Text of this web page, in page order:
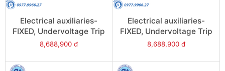
Electrical auxiliaries-
FIXED, Undervoltage Trip
(MN), 24VAC/DC for
47380
8,688,900 đ
Electrical auxiliaries-
FIXED, Undervoltage Trip
(MN), 380/480VAC/DC
47385
8,688,900 đ